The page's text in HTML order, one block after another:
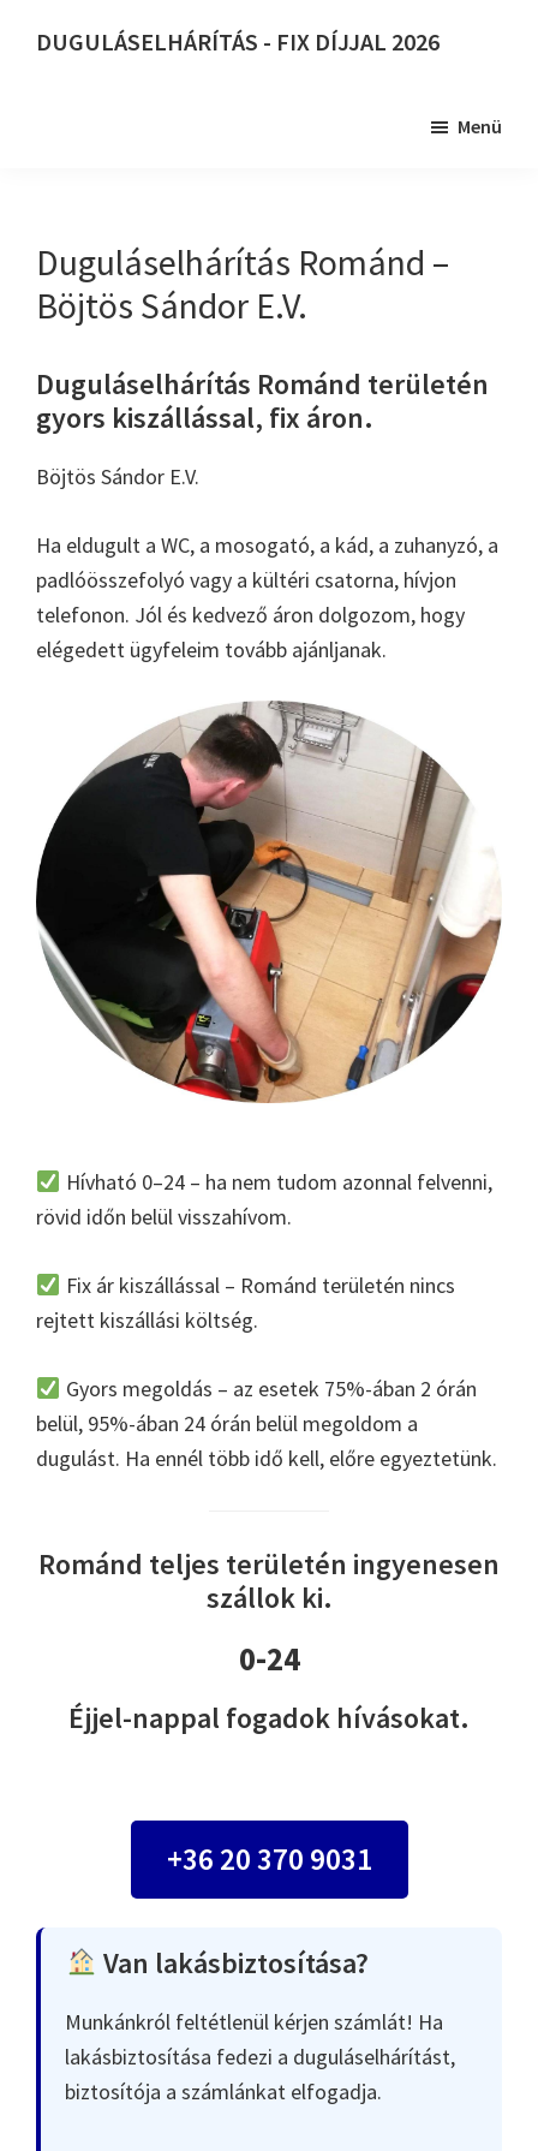
DUGULÁSELHÁRÍTÁS - FIX DÍJJAL 2026
Menü
Duguláselhárítás Románd –
Böjtös Sándor E.V.
Duguláselhárítás Románd területén
gyors kiszállással, fix áron.
Böjtös Sándor E.V.
Ha eldugult a WC, a mosogató, a kád, a zuhanyzó, a
padlóösszefolyó vagy a kültéri csatorna, hívjon
telefonon. Jól és kedvező áron dolgozom, hogy
elégedett ügyfeleim tovább ajánljanak.
Hívható 0–24 – ha nem tudom azonnal felvenni,
rövid időn belül visszahívom.
Fix ár kiszállással – Románd területén nincs
rejtett kiszállási költség.
Gyors megoldás – az esetek 75%-ában 2 órán
belül, 95%-ában 24 órán belül megoldom a
dugulást. Ha ennél több idő kell, előre egyeztetünk.
Románd teljes területén ingyenesen
szállok ki.
0-24
Éjjel-nappal fogadok hívásokat.
+36 20 370 9031
Van lakásbiztosítása?
Munkánkról feltétlenül kérjen számlát! Ha
lakásbiztosítása fedezi a duguláselhárítást,
biztosítója a számlánkat elfogadja.